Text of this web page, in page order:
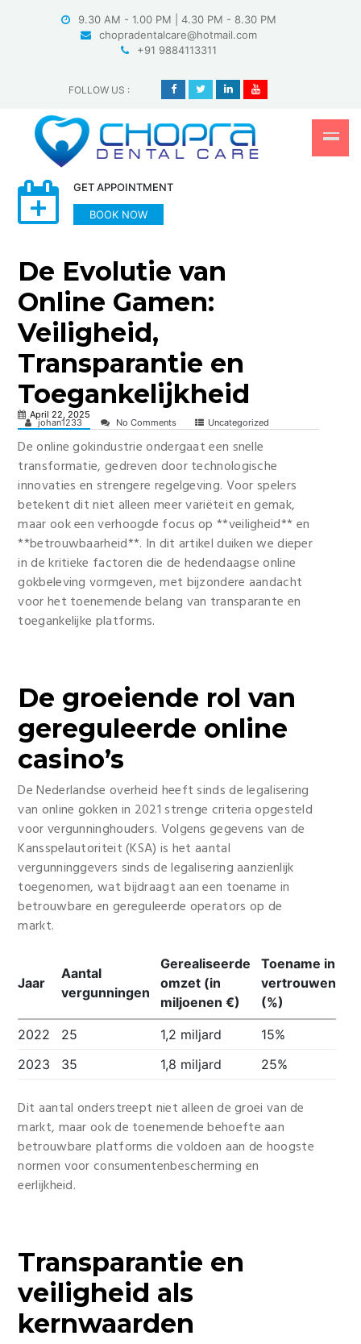
9.30 AM - 1.00 PM | 4.30 PM - 8.30 PM
chopradentalcare@hotmail.com
+91 9884113311
FOLLOW US :
GET APPOINTMENT
BOOK NOW
De Evolutie van
Online Gamen:
Veiligheid,
Transparantie en
Toegankelijkheid
April 22, 2025
johan1233 No Comments Uncategorized
De online gokindustrie ondergaat een snelle
transformatie, gedreven door technologische
innovaties en strengere regelgeving. Voor spelers
betekent dit niet alleen meer variëteit en gemak,
maar ook een verhoogde focus op **veiligheid** en
**betrouwbaarheid**. In dit artikel duiken we dieper
in de kritieke factoren die de hedendaagse online
gokbeleving vormgeven, met bijzondere aandacht
voor het toenemende belang van transparante en
toegankelijke platforms.
De groeiende rol van
gereguleerde online
casino’s
De Nederlandse overheid heeft sinds de legalisering
van online gokken in 2021 strenge criteria opgesteld
voor vergunninghouders. Volgens gegevens van de
Kansspelautoriteit (KSA) is het aantal
vergunninggevers sinds de legalisering aanzienlijk
toegenomen, wat bijdraagt aan een toename in
betrouwbare en gereguleerde operators op de
markt.
Jaar
Aantal
vergunningen
Gerealiseerde
omzet (in
miljoenen €)
Toename in
vertrouwen
(%)
2022
25 1,2 miljard
15%
2023
35 1,8 miljard 25%
Dit aantal onderstreept niet alleen de groei van de
markt, maar ook de toenemende behoefte aan
betrouwbare platforms die voldoen aan de hoogste
normen voor consumentenbescherming en
eerlijkheid.
Transparantie en
veiligheid als
kernwaarden